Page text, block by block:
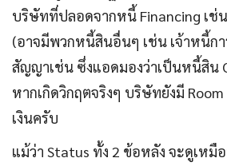
บริษัทที่ปลอดจากหนี้ Financing เช่
(อาจมีพวกหนี้สินอื่นๆ เช่น เจ้าหนี้ก
สัญญาเช่น ซึ่งแอดมองว่าเป็นหนี้สิน
หากเกิดวิกฤตจริงๆ บริษัทยังมี
เงินครับ
แม้ว่า Status ทั้ง 2 ข้อหลัง จะดูเหมื